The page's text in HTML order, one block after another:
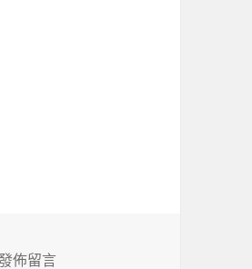
〈Brackets 中文〉
佈留言